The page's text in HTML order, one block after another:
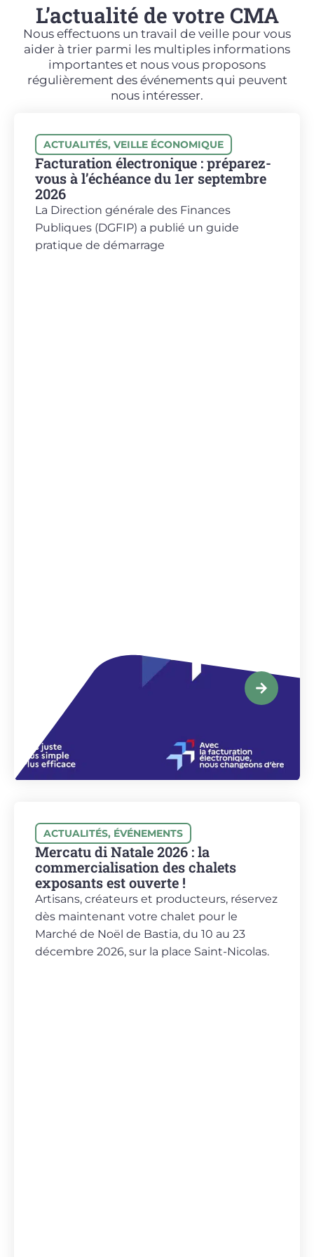
L’actualité de votre CMA
Nous effectuons un travail de veille pour vous
aider à trier parmi les multiples informations
importantes et nous vous proposons
régulièrement des événements qui peuvent
nous intéresser.
ACTUALITÉS, VEILLE ÉCONOMIQUE
Facturation électronique : préparez-
vous à l’échéance du 1er septembre
2026
La Direction générale des Finances
Publiques (DGFIP) a publié un guide
pratique de démarrage
ACTUALITÉS, ÉVÉNEMENTS
Mercatu di Natale 2026 : la
commercialisation des chalets
exposants est ouverte !
Artisans, créateurs et producteurs, réservez
dès maintenant votre chalet pour le
Marché de Noël de Bastia, du 10 au 23
décembre 2026, sur la place Saint-Nicolas.